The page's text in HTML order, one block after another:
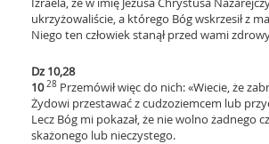
ukrzyżowaliście, a którego Bóg wskrzesił z
Niego ten człowiek stanął przed wami
Dz 10,28
1028 Przemówił więc do nich: «Wiecie, że
Żydowi przestawać z cudzoziemcem lub
Lecz Bóg mi pokazał, że nie wolno żadnego
skażonego lub nieczystego.